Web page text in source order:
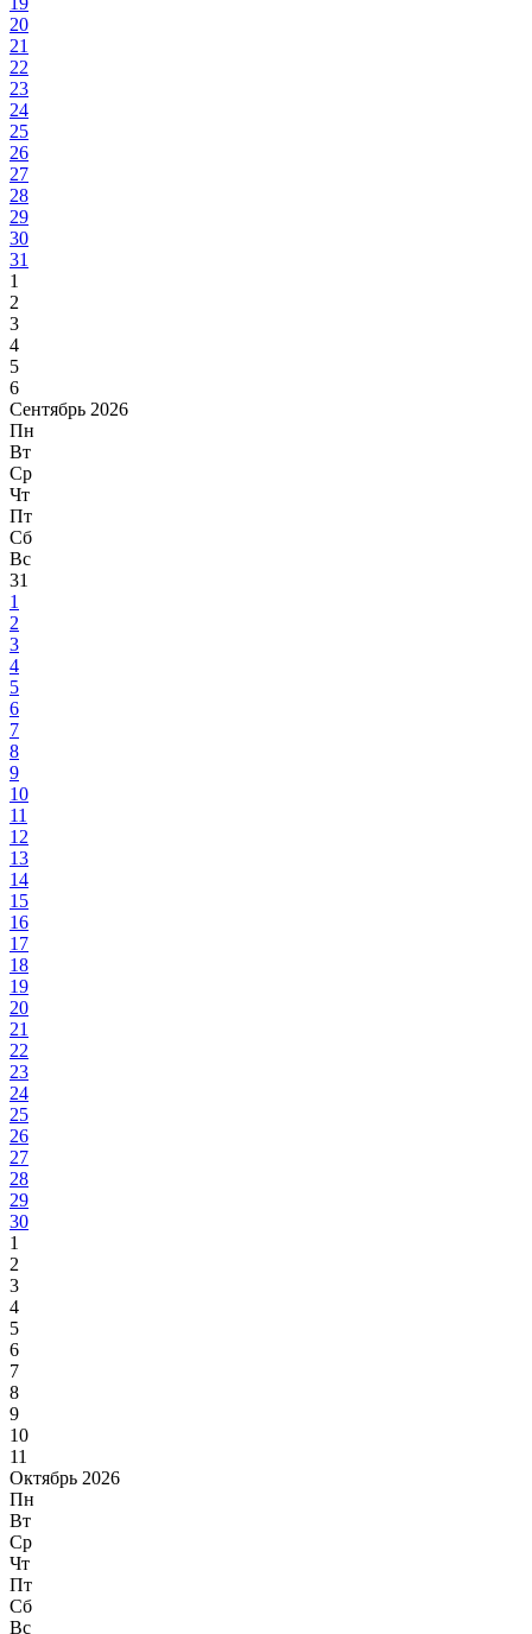
20
21
22
23
24
25
26
27
28
29
30
31
1
2
3
4
5
6
Сентябрь 2026
Пн
Вт
Ср
Чт
Пт
Сб
Вс
31
1
2
3
4
5
6
7
8
9
10
11
12
13
14
15
16
17
18
19
20
21
22
23
24
25
26
27
28
29
30
1
2
3
4
5
6
7
8
9
10
11
Октябрь 2026
Пн
Вт
Ср
Чт
Пт
Сб
Вс